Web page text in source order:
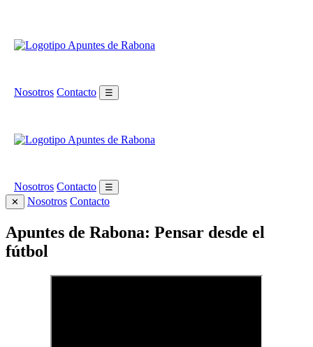
Nosotros Contacto ☰
Nosotros Contacto
☰
✕
Nosotros Contacto
Apuntes de Rabona: Pensar desde el
fútbol